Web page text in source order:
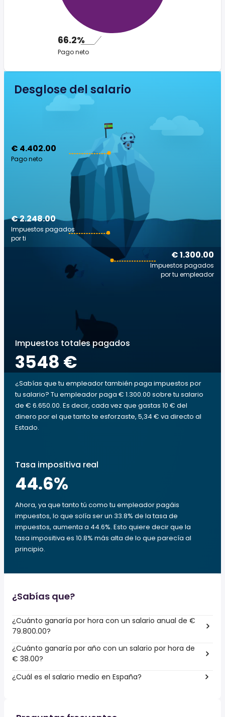
66.2%
Pago neto
Desglose del salario
€ 4.402.00
Pago neto
€ 1.300.00
Impuestos pagados
por tu empleador
€ 2.248.00
Impuestos pagados
por ti
Impuestos totales pagados
3548 €
¿Sabías que tu empleador también paga impuestos por
tu salario? Tu empleador paga € 1.300.00 sobre tu salario
de € 6.650.00. Es decir, cada vez que gastas 10 € del
dinero por el que tanto te esforzaste, 5,34 € va directo al
Estado.
Tasa impositiva real
44.6%
Ahora, ya que tanto tú como tu empleador pagáis
impuestos, lo que solía ser un 33.8% de la tasa de
impuestos, aumenta a 44.6%. Esto quiere decir que la
tasa impositiva es 10.8% más alta de lo que parecía al
principio.
¿Sabías que?
¿Cuánto ganaría por hora con un salario anual de €
79.800.00?
¿Cuánto ganaría por año con un salario por hora de
€ 38.00?
¿Cuál es el salario medio en España?